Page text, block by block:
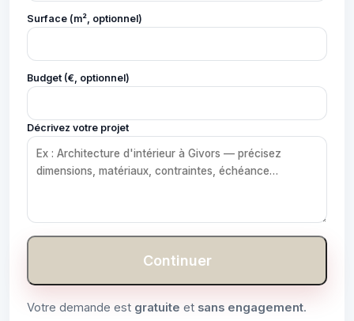
Surface (m², optionnel)
Budget (€, optionnel)
Décrivez votre projet
Continuer
Votre demande est gratuite et sans engagement.